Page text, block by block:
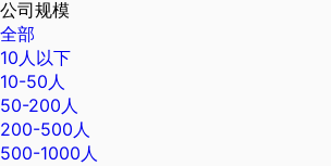
公司规模
全部
10人以下
10-50人
50-200人
200-500人
500-1000人